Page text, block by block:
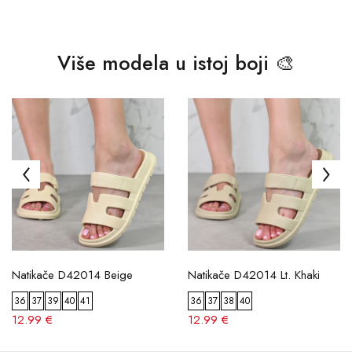
Više modela u istoj boji 🎨
Natikače D42014 Beige
36 37 39 40 41
12.99 €
Natikače D42014 Lt. Khaki
36 37 38 40
12.99 €